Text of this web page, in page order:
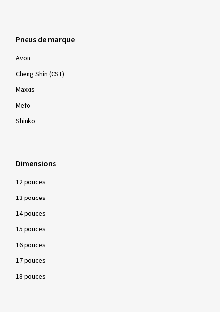
Pneus de marque
Avon
Cheng Shin (CST)
Maxxis
Mefo
Shinko
Dimensions
12 pouces
13 pouces
14 pouces
15 pouces
16 pouces
17 pouces
18 pouces